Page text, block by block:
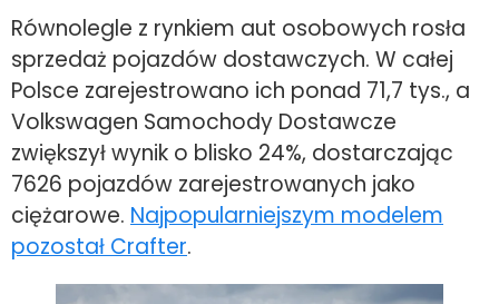
Równolegle z rynkiem aut osobowych rosła
sprzedaż pojazdów dostawczych. W całej
Polsce zarejestrowano ich ponad 71,7 tys., a
Volkswagen Samochody Dostawcze
zwiększył wynik o blisko 24%, dostarczając
7626 pojazdów zarejestrowanych jako
ciężarowe. Najpopularniejszym modelem
pozostał Crafter.